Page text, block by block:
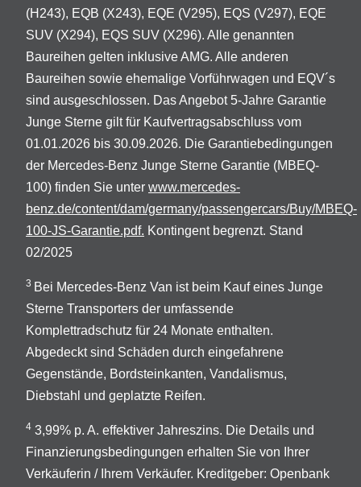
(H243), EQB (X243), EQE (V295), EQS (V297), EQE
SUV (X294), EQS SUV (X296). Alle genannten
Baureihen gelten inklusive AMG. Alle anderen
Baureihen sowie ehemalige Vorführwagen und EQV´s
sind ausgeschlossen. Das Angebot 5-Jahre Garantie
Junge Sterne gilt für Kaufvertragsabschluss vom
01.01.2026 bis 30.09.2026. Die Garantiebedingungen
der Mercedes-Benz Junge Sterne Garantie (MBEQ-
100) finden Sie unter www.mercedes-
benz.de/content/dam/germany/passengercars/Buy/MBEQ-
100-JS-Garantie.pdf. Kontingent begrenzt. Stand
02/2025
3 Bei Mercedes-Benz Van ist beim Kauf eines Junge
Sterne Transporters der umfassende
Komplettradschutz für 24 Monate enthalten.
Abgedeckt sind Schäden durch eingefahrene
Gegenstände, Bordsteinkanten, Vandalismus,
Diebstahl und geplatzte Reifen.
4 3,99% p. A. effektiver Jahreszins. Die Details und
Finanzierungsbedingungen erhalten Sie von Ihrer
Verkäuferin / Ihrem Verkäufer. Kreditgeber: Openbank